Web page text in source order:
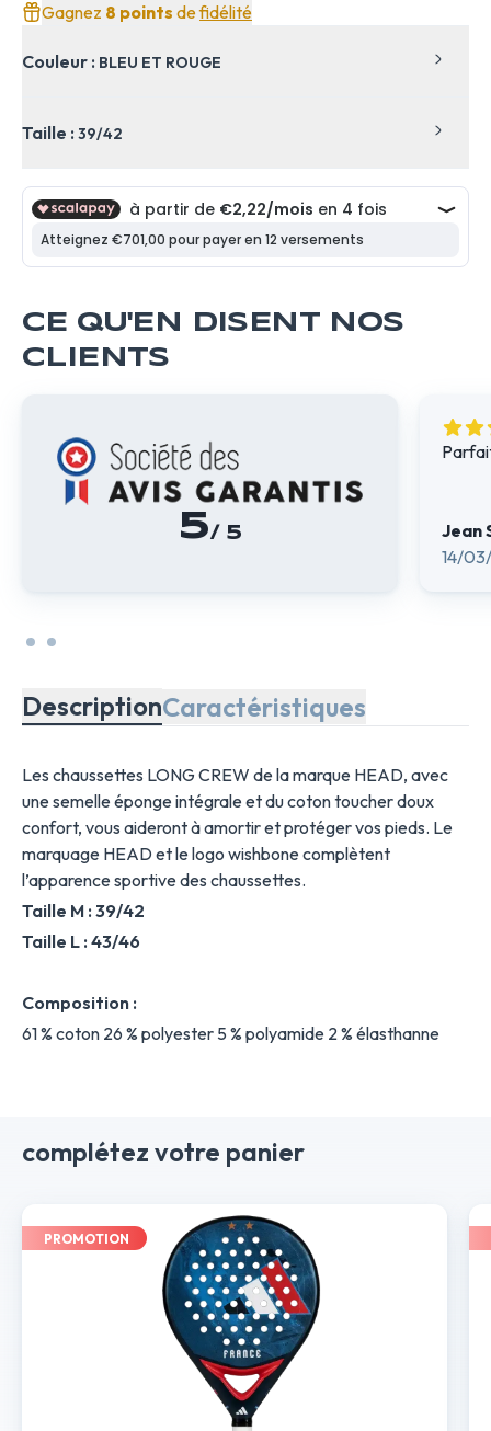
Gagnez 8 points defidélité
Couleur : BLEU ET ROUGE
Taille : 39/42
CE QU'EN DISENT NOS
CLIENTS
5/ 5
Jean
14/
DescriptionCaractéristiques
Les chaussettes LONG CREW de la marque HEAD, avec
une semelle éponge intégrale et du coton toucher doux
confort, vous aideront à amortir et protéger vos pieds. Le
marquage HEAD et le logo wishbone complètent
l’apparence sportive des chaussettes.
Taille M : 39/42
Taille L : 43/46
Composition :
61 % coton 26 % polyester 5 % polyamide 2 % élasthanne
complétez votre panier
PROMOTION